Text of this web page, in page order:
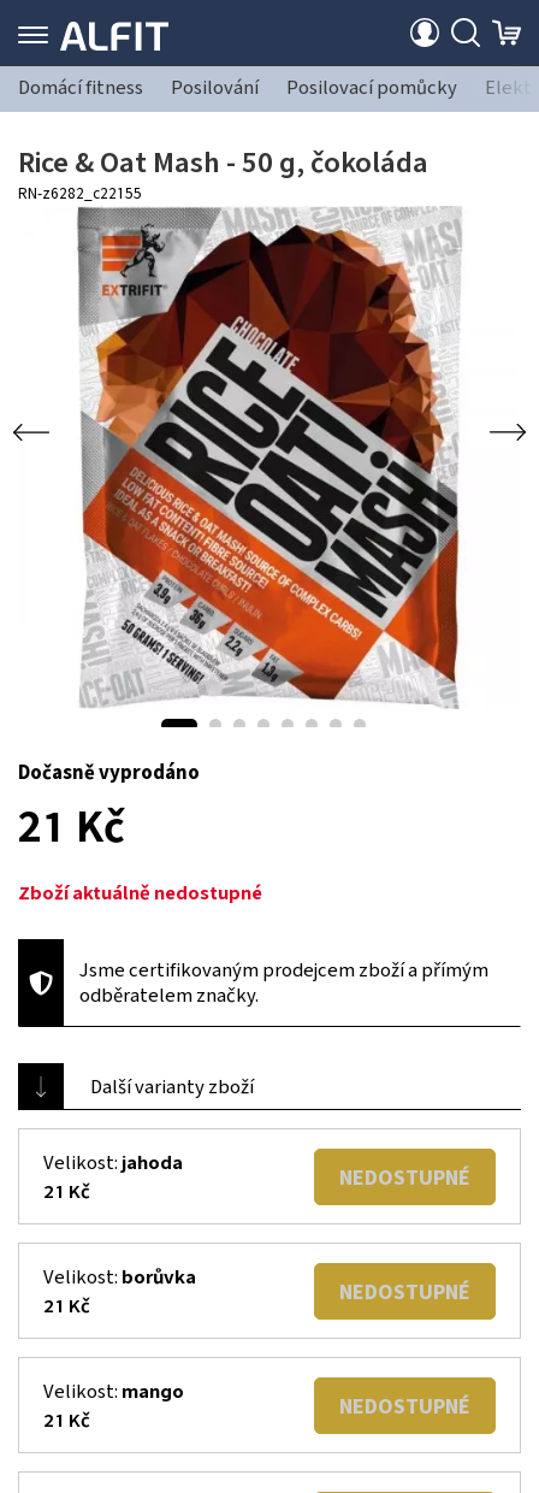
Domácí fitness Posilování Posilovací pomůcky
Rice & Oat Mash - 50 g, čokoláda
RN-z6282_c22155
Dočasně vyprodáno
21 Kč
Zboží aktuálně nedostupné
Jsme certifikovaným prodejcem zboží a přímým
odběratelem značky.
Další varianty zboží
Velikost: jahoda
21 Kč
NEDOSTUPNÉ
Velikost: borůvka
21 Kč
NEDOSTUPNÉ
Velikost: mango
21 Kč
NEDOSTUPNÉ